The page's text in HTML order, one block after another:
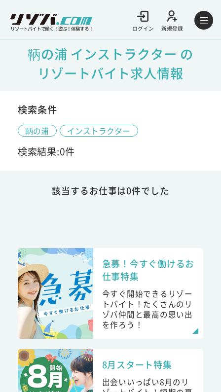
リゾートバイトで働く！遊ぶ！体験する！ ログイン 新規登録
鞆の浦 インストラクター の
リゾートバイト求人情報
検索条件
鞆の浦 インストラクター
検索結果:0件
該当するお仕事は0件でした
急募！今すぐ働けるお
仕事特集
今すぐ開始できるリゾー
トバイト！たくさんのリ
ゾバ仲間と最高の思い出
を作ろう！
8月スタート特集
出会いいっぱい8月のリ